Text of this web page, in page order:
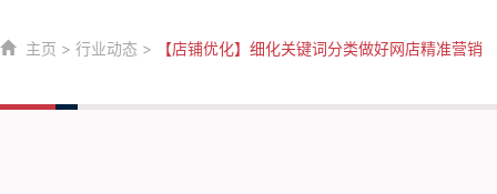
主页 > 行业动态 > 【店铺优化】细化关键词分类做好网店精准营销